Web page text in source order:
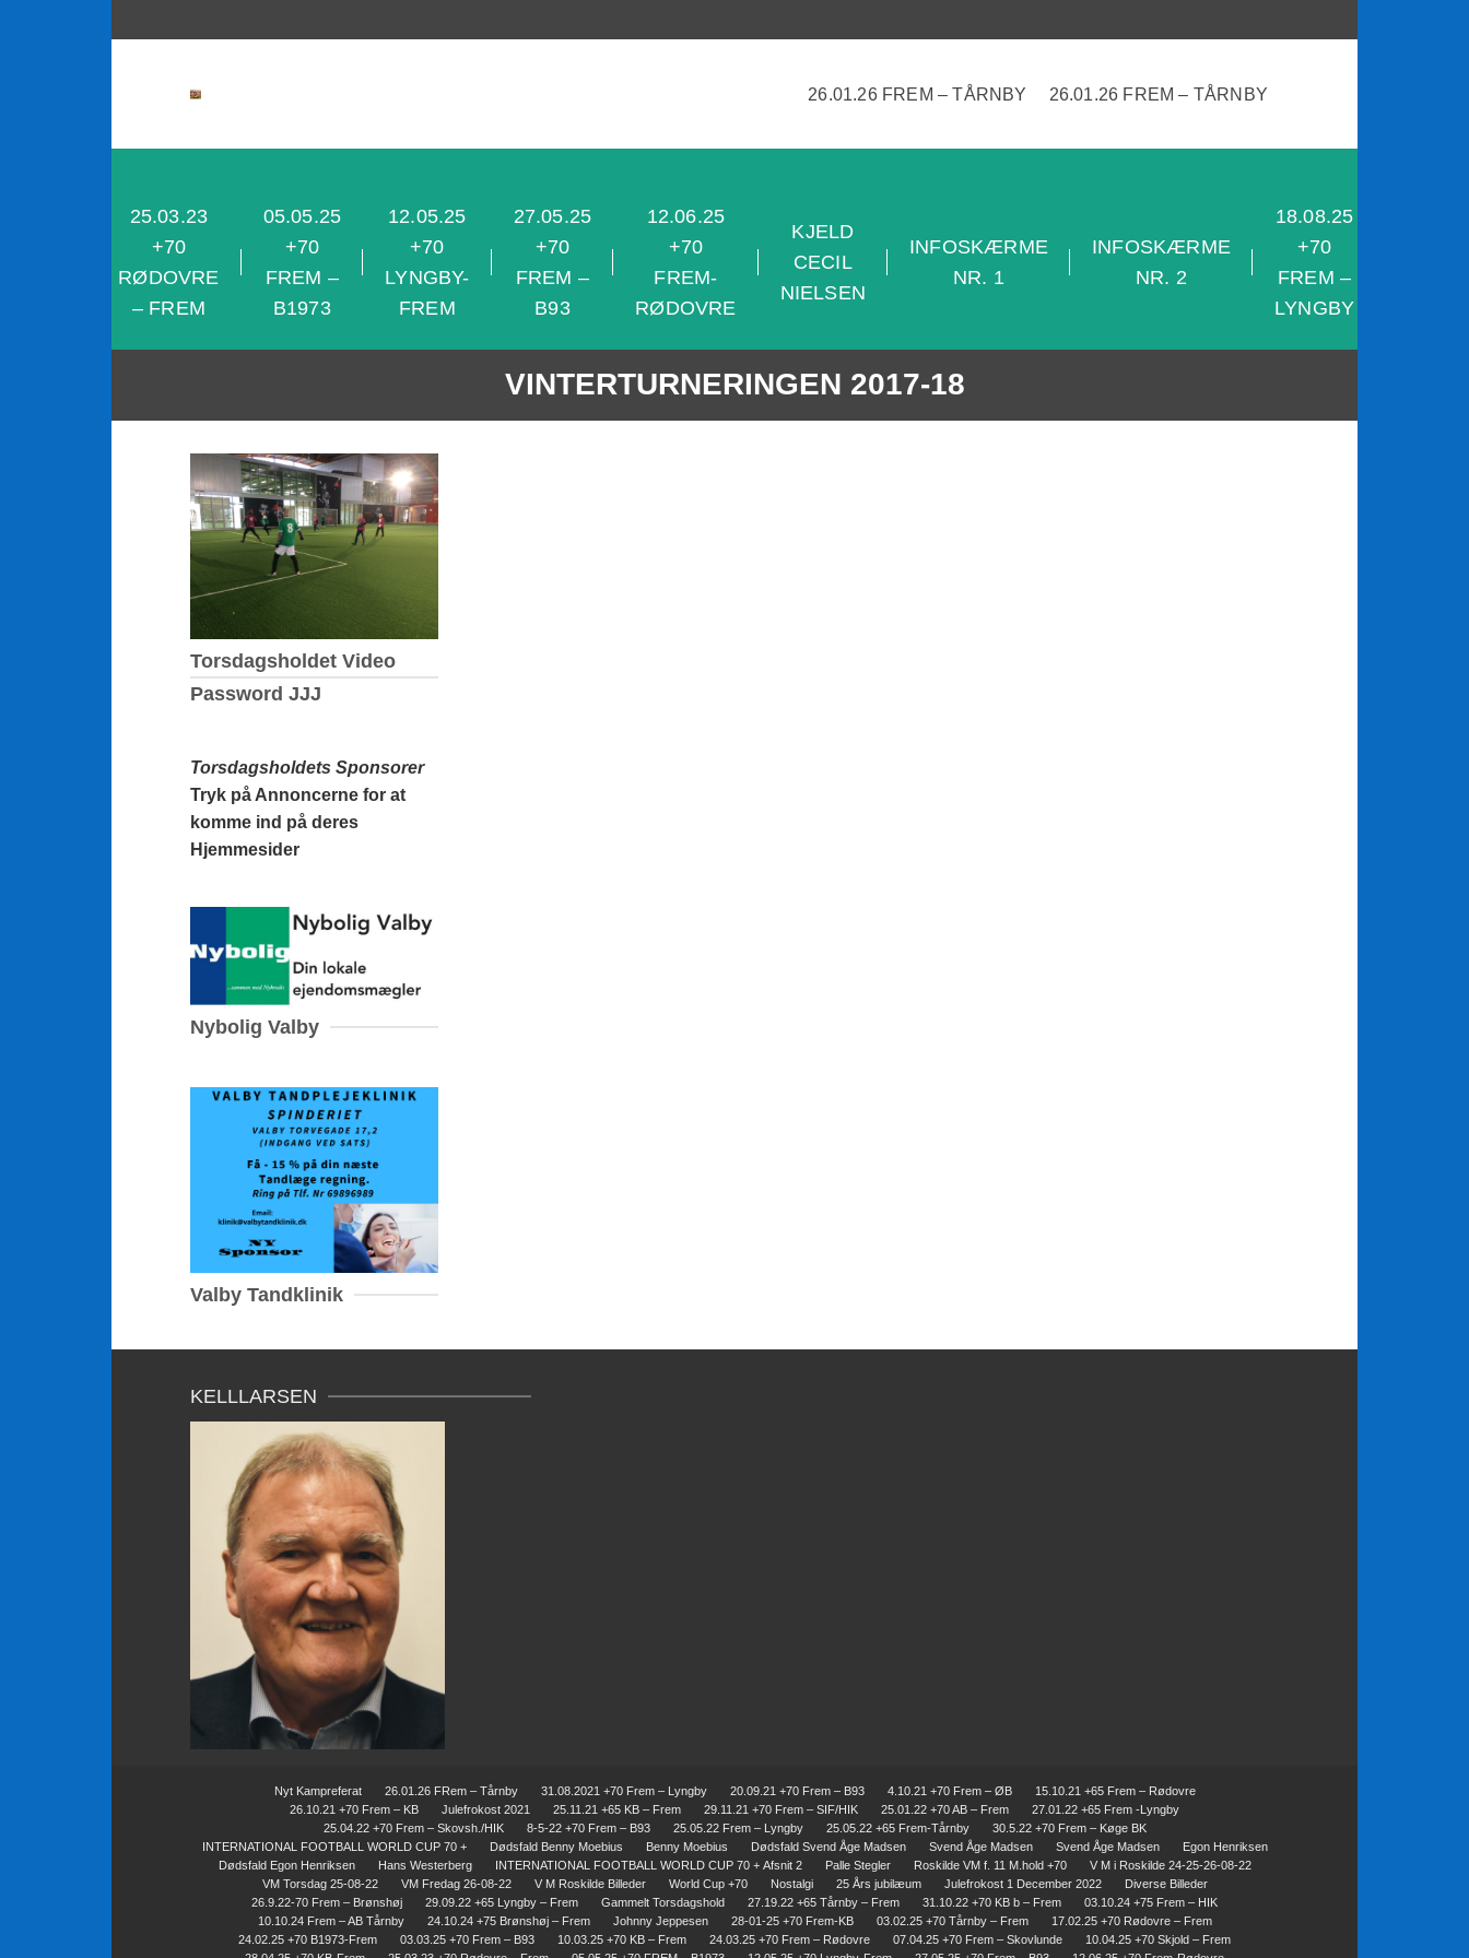
26.01.26 FREM – TÅRNBY 26.01.26 FREM – TÅRNBY
25.03.23
+70
RØDOVRE
– FREM
05.05.25
+70
FREM –
B1973
12.05.25
+70
LYNGBY-
FREM
27.05.25
+70
FREM –
B93
12.06.25
+70
FREM-
RØDOVRE
KJELD
CECIL
NIELSEN
INFOSKÆRME
NR. 1
INFOSKÆRME
NR. 2
18.08.25
+70
FREM –
LYNGBY
VINTERTURNERINGEN 2017-18
Torsdagsholdet Video
Password JJJ
Torsdagsholdets Sponsorer
Tryk på Annoncerne for at
komme ind på deres
Hjemmesider
Nybolig Valby
Valby Tandklinik
KELLLARSEN
Nyt Kampreferat 26.01.26 FRem – Tårnby 31.08.2021 +70 Frem – Lyngby 20.09.21 +70 Frem – B93 4.10.21 +70 Frem – ØB
15.10.21 +65 Frem – Rødovre
26.10.21 +70 Frem – KB
Julefrokost 2021 25.11.21 +65 KB – Frem 29.11.21 +70 Frem – SIF/HIK 25.01.22 +70 AB – Frem
27.01.22 +65 Frem -Lyngby
25.04.22 +70 Frem – Skovsh./HIK
8-5-22 +70 Frem – B93 25.05.22 Frem – Lyngby 25.05.22 +65 Frem-Tårnby
30.5.22 +70 Frem – Køge BK
INTERNATIONAL FOOTBALL WORLD CUP 70 +
Dødsfald Benny Moebius Benny Moebius Dødsfald Svend Åge Madsen Svend Åge Madsen Svend Åge Madsen
Egon Henriksen
Dødsfald Egon Henriksen
Hans Westerberg INTERNATIONAL FOOTBALL WORLD CUP 70 + Afsnit 2 Palle Stegler Roskilde VM f. 11 M.hold +70
V M i Roskilde 24-25-26-08-22
VM Torsdag 25-08-22
VM Fredag 26-08-22 V M Roskilde Billeder World Cup +70 Nostalgi 25 Års jubilæum Julefrokost 1 December 2022
Diverse Billeder
26.9.22-70 Frem – Brønshøj
29.09.22 +65 Lyngby – Frem Gammelt Torsdagshold 27.19.22 +65 Tårnby – Frem 31.10.22 +70 KB b – Frem
03.10.24 +75 Frem – HIK
10.10.24 Frem – AB Tårnby
24.10.24 +75 Brønshøj – Frem Johnny Jeppesen 28-01-25 +70 Frem-KB 03.02.25 +70 Tårnby – Frem
17.02.25 +70 Rødovre – Frem
24.02.25 +70 B1973-Frem
03.03.25 +70 Frem – B93 10.03.25 +70 KB – Frem 24.03.25 +70 Frem – Rødovre 07.04.25 +70 Frem – Skovlunde
10.04.25 +70 Skjold – Frem